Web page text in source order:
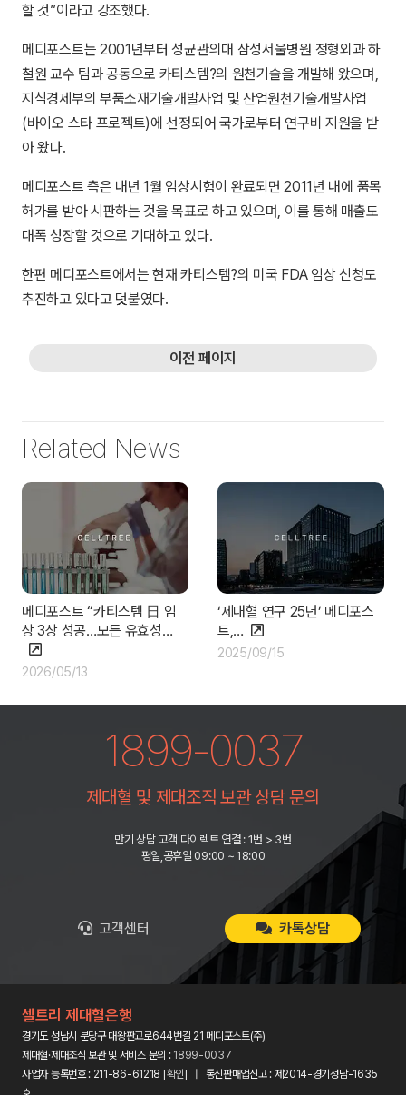
할 것”이라고 강조했다.
메디포스트는 2001년부터 성균관의대 삼성서울병원 정형외과 하
철원 교수 팀과 공동으로 카티스템?의 원천기술을 개발해 왔으며,
지식경제부의 부품소재기술개발사업 및 산업원천기술개발사업
(바이오 스타 프로젝트)에 선정되어 국가로부터 연구비 지원을 받
아 왔다.
메디포스트 측은 내년 1월 임상시험이 완료되면 2011년 내에 품목
허가를 받아 시판하는 것을 목표로 하고 있으며, 이를 통해 매출도
대폭 성장할 것으로 기대하고 있다.
한편 메디포스트에서는 현재 카티스템?의 미국 FDA 임상 신청도
추진하고 있다고 덧붙였다.
이전 페이지
Related News
메디포스트 “카티스템 日 임
상 3상 성공…모든 유효성…
2026/05/13
‘제대혈 연구 25년’ 메디포스
트,…
2025/09/15
1899-0037
제대혈 및 제대조직 보관 상담 문의
만기 상담 고객 다이렉트 연결 : 1번 > 3번
평일,공휴일 09:00 ~ 18:00
고객센터 카톡상담
셀트리 제대혈은행
경기도 성남시 분당구 대왕판교로644번길 21 메디포스트(주)
제대혈·제대조직 보관 및 서비스 문의 : 1899-0037
사업자 등록번호 : 211-86-61218 [확인] | 통신판매업신고 : 제2014-경기성남-1635